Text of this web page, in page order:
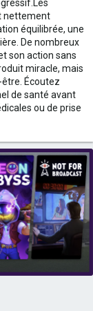
nettement
équilibrée, une
De nombreux
son action sans
miracle, mais
Écoutez
de santé avant
ou de prise